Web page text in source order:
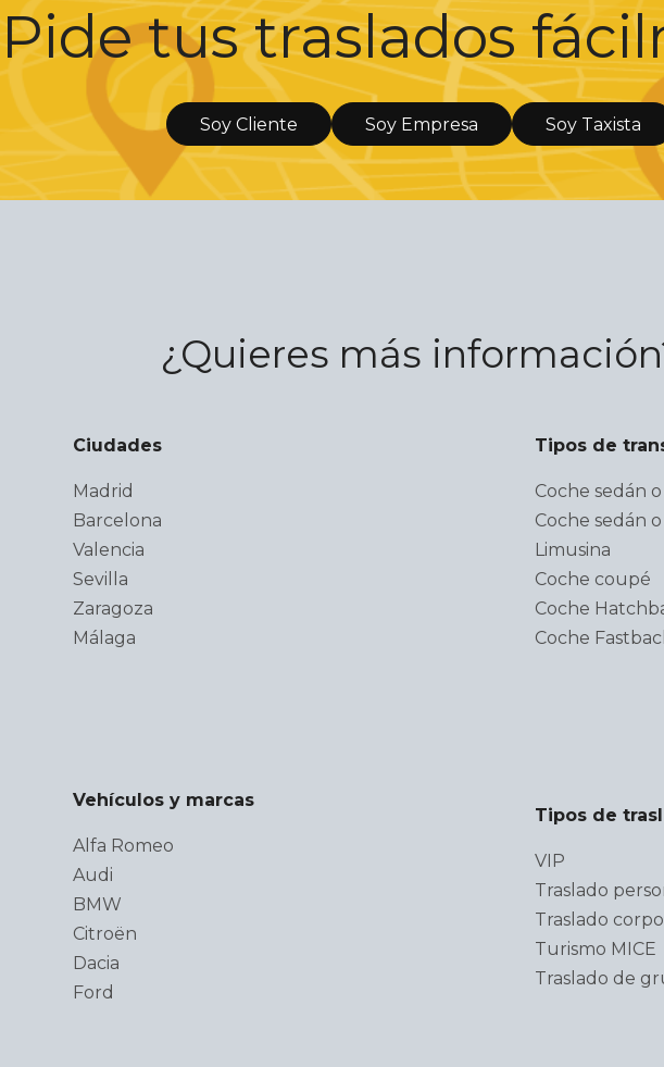
Pide tus traslados
Soy Cliente Soy Empresa Soy Taxista
¿Quieres más
Ciudades
Madrid
Barcelona
Valencia
Sevilla
Zaragoza
Málaga
Tipos de
Coche sedán
Coche sedán
Limusina
Coche coupé
Coche
Coche
Vehículos y marcas
Alfa Romeo
Audi
BMW
Citroën
Dacia
Ford
Tipos de
VIP
Traslado
Traslado
Turismo MICE
Traslado de